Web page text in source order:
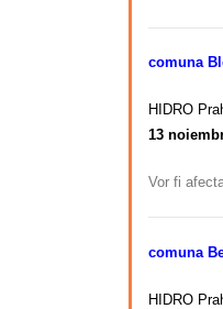
comuna
HIDRO
13
Vor fi
comuna
HIDRO